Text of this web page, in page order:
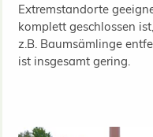
Extremstandorte
komplett geschlossen
z.B. Baumsämlinge
ist insgesamt gering.